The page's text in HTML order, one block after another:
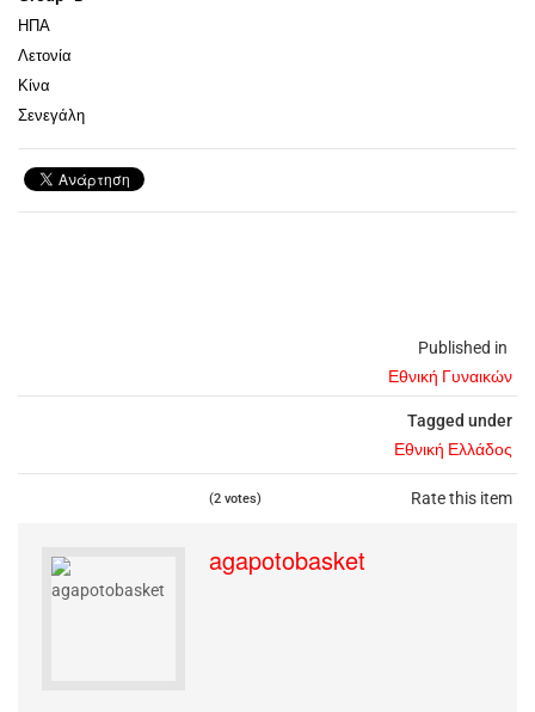
Published in
Εθνική Γυναικών
Tagged under
Εθνική Ελλάδος
Rate this item
(2 votes)
ΗΠΑ
Λετονία
Κίνα
Σενεγάλη
agapotobasket